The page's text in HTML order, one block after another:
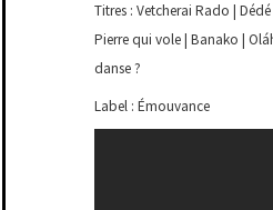
Titres : Vetcherai Rado |
Pierre qui vole | Banako |
danse ?
Label : Émouvance